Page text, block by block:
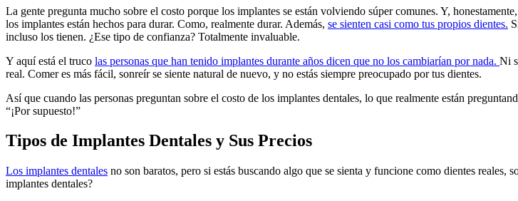
La gente pregunta mucho sobre el costo porque los implantes se están volviendo súper comunes. Y,
los implantes están hechos para durar. Como, realmente durar. Además, se sienten casi como tus propios dientes.
incluso los tienen. ¿Ese tipo de confianza? Totalmente invaluable.
Y aquí está el truco las personas que han tenido implantes durante años dicen que no los cambiarían por nada. Ni
real. Comer es más fácil, sonreír se siente natural de nuevo, y no estás siempre preocupado por tus dientes.
Así que cuando las personas preguntan sobre el costo de los implantes dentales, lo que realmente están
“¡Por supuesto!”
Tipos de Implantes Dentales y Sus Precios
Los implantes dentales no son baratos, pero si estás buscando algo que se sienta y funcione como dientes
implantes dentales?